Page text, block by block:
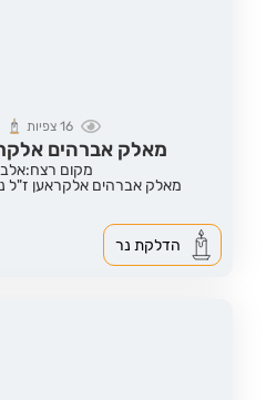
16צפיות
מאלק אברהים
מקום
מאלק אברהים אלקראען ז"ל
הדלקת נר